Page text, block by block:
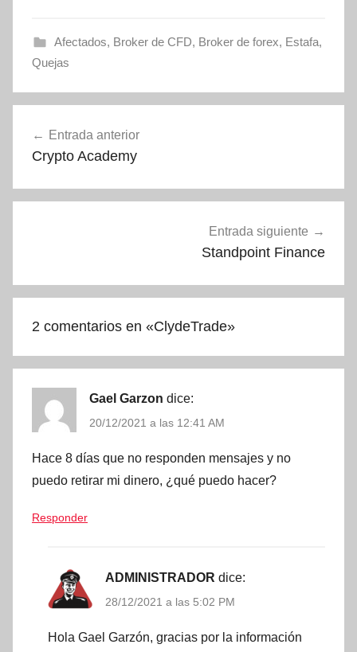
Afectados, Broker de CFD, Broker de forex, Estafa,
Quejas
de
Entrada anterior
Crypto Academy
Entrada siguiente
Standpoint Finance
2 comentarios en «ClydeTrade»
Gael Garzon dice:
20/12/2021 a las 12:41 AM
Hace 8 días que no responden mensajes y no
puedo retirar mi dinero, ¿qué puedo hacer?
Responder
ADMINISTRADOR dice:
28/12/2021 a las 5:02 PM
Hola Gael Garzón, gracias por la información